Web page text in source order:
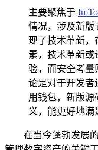
主要聚焦于
情况，涉及新版
现了技术革新，
素，技术革新或
验，而安全考量
论是对于开发者
用钱包，新版源
义，能更好地满
在当今蓬勃发展